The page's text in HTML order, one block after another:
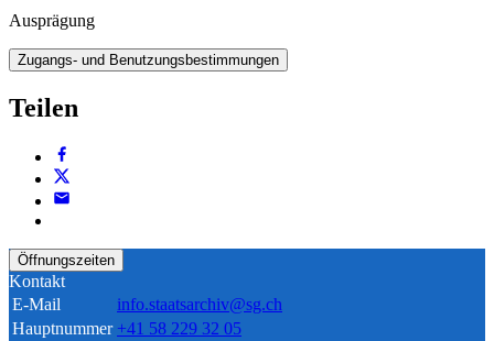
Ausprägung
Zugangs- und Benutzungsbestimmungen
Teilen
Öffnungszeiten
Kontakt
E-Mail
info.staatsarchiv@sg.ch
Hauptnummer +41 58 229 32 05